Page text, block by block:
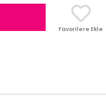
Favorilere Ekle